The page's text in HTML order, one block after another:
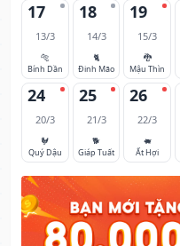
17
13/3
🐅
Bính Dần
18
14/3
🐈
Đinh Mão
19
15/3
🐉
Mậu Thìn
24
20/3
🐓
Quý Dậu
25
21/3
🐕
Giáp Tuất
26
22/3
🐖
Ất Hợi